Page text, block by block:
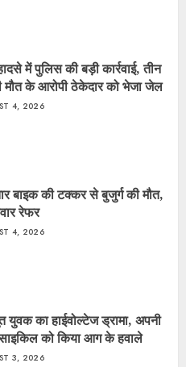
में पुलिस की बड़ी कार्रवाई, तीन
मौत के आरोपी ठेकेदार को भेजा जेल
4, 2026
बाइक की टक्कर से बुजुर्ग की मौत,
रेफर
4, 2026
युवक का हाईवोल्टेज ड्रामा, अपनी
को किया आग के हवाले
3, 2026